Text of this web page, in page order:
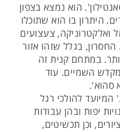
הוא נמצא בצפון
היתרון בו הוא שתוכלו
ואלקטרוניקה, צעצועים
בגלל שזהו אזור
במתחם קנית זה
השמיים. עוד
סהוא'.
להולכי רגל
יפות ובהן עבודות
וכן תכשיטים,